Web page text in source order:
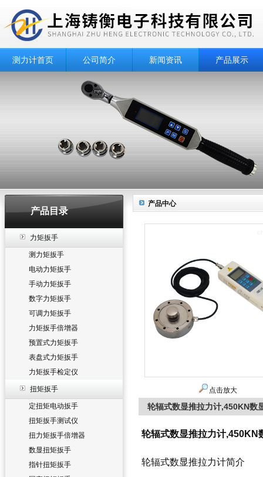
测力计首页 公司简介 新闻资讯 产品展示
产品目录
力矩扳手
测力矩扳手
电动力矩扳手
手动力矩扳手
数字力矩扳手
可调力矩扳手
力矩扳手倍增器
预置式力矩扳手
表盘式力矩扳手
力矩扳手检定仪
扭矩扳手
定扭矩电动扳手
扭矩扳手测试仪
扭力矩扳手倍增器
数显扭矩扳手
指针扭矩扳手
产品中心
点击放大
轮辐式数显推拉力计,450KN数
轮辐式数显推拉力计,450KN
轮辐式数显推拉力计简介